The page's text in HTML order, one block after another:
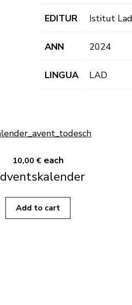
EDITUR Istitut
ANN 2024
LINGUA LAD
10,00 € each
Add to cart